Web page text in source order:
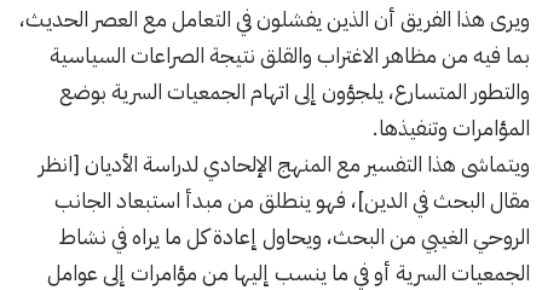
ويرى هذا الفريق أن الذين يفشلون في التعامل مع العصر الحديث،
بما فيه من مظاهر الاغتراب والقلق نتيجة الصراعات السياسية
والتطور المتسارع، يلجؤون إلى اتهام الجمعيات السرية بوضع
المؤامرات وتنفيذها.
ويتماشى هذا التفسير مع المنهج الإلحادي لدراسة الأديان [انظر
مقالالبحث في الدين]، فهو ينطلق من مبدأ استبعاد الجانب
الروحي الغيبي من البحث، ويحاول إعادة كل ما يراه في نشاط
الجمعيات السرية أو في ما ينسب إليها من مؤامرات إلى عوامل